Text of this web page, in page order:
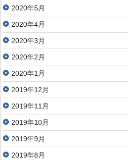
2020年5月
2020年4月
2020年3月
2020年2月
2020年1月
2019年12月
2019年11月
2019年10月
2019年9月
2019年8月